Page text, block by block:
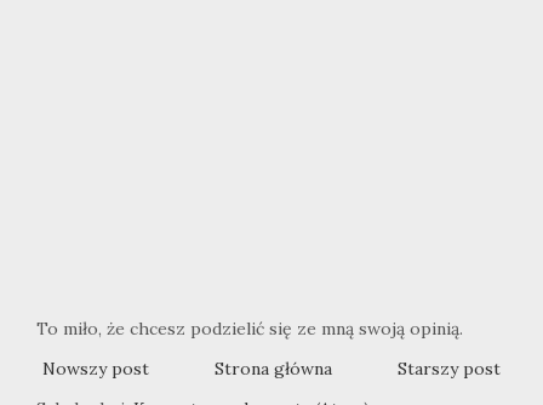
To miło, że chcesz podzielić się ze mną swoją opinią.
Nowszy post
Starszy post
Strona główna